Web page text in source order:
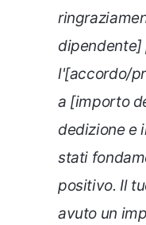
dipendente]
l'[accordo/
a [importo
dedizione e
stati
positivo. Il
avuto un